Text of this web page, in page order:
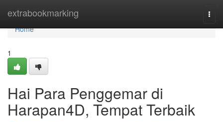
extrabookmarking
Home
Home
1
Hai Para Penggemar di
Harapan4D, Tempat Terbaik